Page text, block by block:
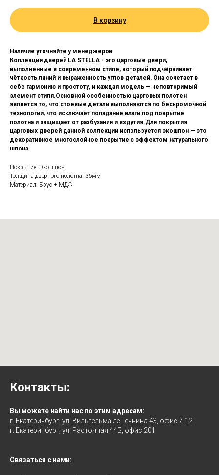
В корзину
Наличие уточняйте у менеджеров
Коллекция дверей LA STELLA - это царговые двери,
выполненные в современном стиле, который подчёркивает
чёткость линий и выраженность углов деталей. Она сочетает в
себе гармонию и простоту, и каждая модель — неповторимый
элемент стиля.Основной особенностью царговых полотен
является то, что стоевые детали выполняются по бескромочной
технологии, что исключает попадание влаги под покрытие
полотна и защищает от разбухания и вздутия.Для покрытия
царговых дверей данной коллекции используется экошпон — это
декоративное многослойное покрытие с эффектом натурального
шпона.
Покрытие: Эко-шпон
Толщина дверного полотна: 36мм
Материал: Брус + МДФ
Контакты:
Вы можете найти нас по этим адресам:
г. Екатеринбург, ул. Вильгельма де Геннина 43, офис 7-12
г. Екатеринбург, ул. Расточная 44Б, офис 201
Связаться с нами: